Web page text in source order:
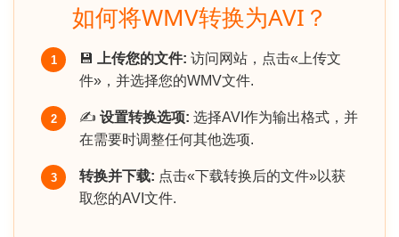
如何将WMV转换为AVI？
1 💾 上传您的文件: 访问网站，点击«上传文
件»，并选择您的WMV文件.
2 ✍️ 设置转换选项: 选择AVI作为输出格式，并
在需要时调整任何其他选项.
3 转换并下载: 点击«下载转换后的文件»以获
取您的AVI文件.